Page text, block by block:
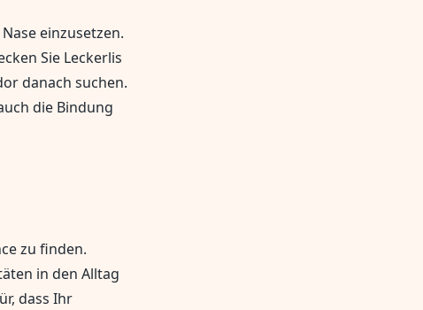
einzusetzen.
Sie Leckerlis
danach suchen.
die Bindung
zu finden.
in den Alltag
dass Ihr